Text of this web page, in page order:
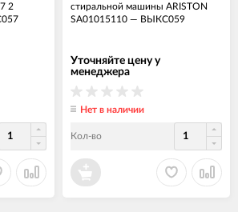
2
стиральной машины ARISTON
SA01015110 — ВЫКС059
Уточняйте цену у
менеджера
Нет в наличии
Кол-во